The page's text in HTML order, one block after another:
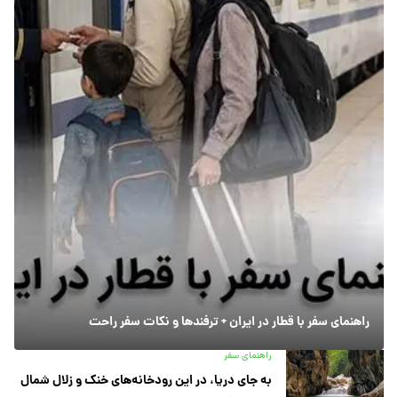
راهنمای سفر با قطار در ایران + ترفندها و نکات سفر راحت
راهنمای سفر
به جای دریا، در این رودخانه‌های خنک و زلال شمال